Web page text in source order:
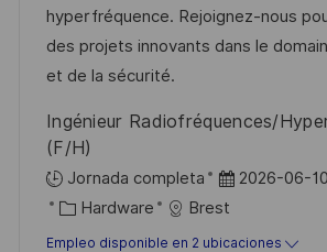
n p
u
b
i
a
l
e
í
a
hyperfréquence. Rejoignez-nous
des projets innovants dans le
et de la sécurité.
Ingénieur Radiofréquences/
(F/H)
Jornada completa
F
e
c
2026-06-10
C
a
Hardware Brest
Empleo disponible en 2 ubicaciones